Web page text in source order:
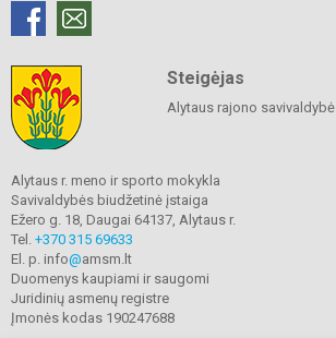
Steigėjas
Alytaus rajono savivaldybė
Alytaus r. meno ir sporto mokykla
Savivaldybės biudžetinė įstaiga
Ežero g. 18, Daugai 64137, Alytaus r.
Tel. +370 315 69633
El. p. info@amsm.lt
Duomenys kaupiami ir saugomi
Juridinių asmenų registre
Įmonės kodas 190247688